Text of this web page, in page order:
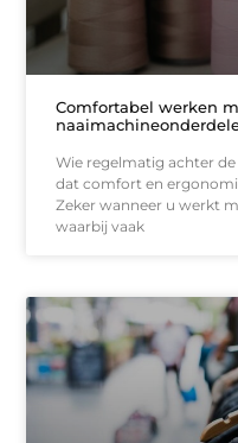
Comfortabel werken
Wie regelmatig achter
dat comfort en
Zeker wanneer u werkt
waarbij vaak